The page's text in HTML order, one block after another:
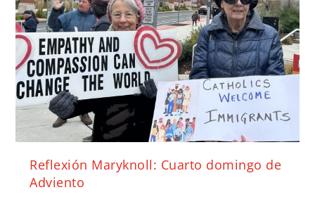
Reflexión Maryknoll: Cuarto domingo de
Adviento